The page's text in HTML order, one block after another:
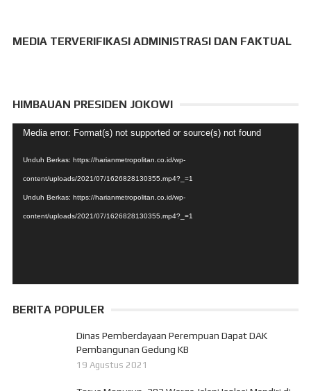
MEDIA TERVERIFIKASI ADMINISTRASI DAN FAKTUAL
HIMBAUAN PRESIDEN JOKOWI
Pemutar
Media error: Format(s) not supported or source(s) not found
Unduh Berkas: https://harianmetropolitan.co.id/wp-
content/uploads/2021/07/1626828130355.mp4?_=1
Unduh Berkas: https://harianmetropolitan.co.id/wp-
content/uploads/2021/07/1626828130355.mp4?_=1
BERITA POPULER
Dinas Pemberdayaan Perempuan Dapat DAK
Pembangunan Gedung KB
19 Agustus 2021